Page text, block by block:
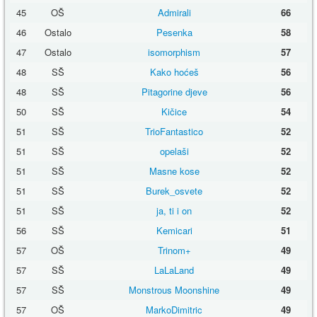
45
OŠ Admirali
66
46
Ostalo Pesenka
58
47
Ostalo isomorphism
57
48
SŠ Kako hoćeš
56
48
SŠ Pitagorine djeve
56
50
SŠ Kičice
54
51
SŠ TrioFantastico
52
51
SŠ opelaši
52
51
SŠ Masne kose
52
51
SŠ Burek_osvete
52
51
SŠ ja, ti i on
52
56
SŠ Kemicari
51
57
OŠ Trinom+
49
57
SŠ LaLaLand
49
57
SŠ Monstrous Moonshine
49
57
OŠ MarkoDimitric
49